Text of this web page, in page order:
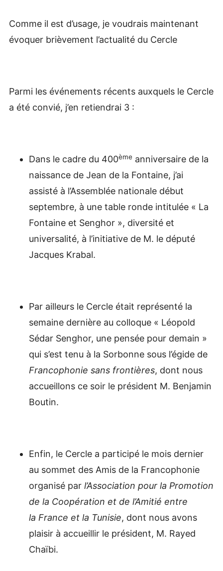
Comme il est d’usage, je voudrais maintenant
évoquer brièvement l’actualité du Cercle
Parmi les événements récents auxquels le Cercle
a été convié, j’en retiendrai 3 :
Dans le cadre du 400èmeanniversaire de la
naissance de Jean de la Fontaine, j’ai
assisté à l’Assemblée nationale début
septembre, à une table ronde intitulée « La
Fontaine et Senghor », diversité et
universalité, à l’initiative de M. le député
Jacques Krabal.
Par ailleurs le Cercle était représenté la
semaine dernière au colloque « Léopold
Sédar Senghor, une pensée pour demain »
qui s’est tenu à la Sorbonne sous l’égide de
Francophonie sans frontières, dont nous
accueillons ce soir le président M. Benjamin
Boutin.
Enfin, le Cercle a participé le mois dernier
au sommet des Amis de la Francophonie
organisé par l’Association pour la Promotion
de la Coopération et de l’Amitié entre
la France et la Tunisie, dont nous avons
plaisir à accueillir le président, M. Rayed
Chaïbi.